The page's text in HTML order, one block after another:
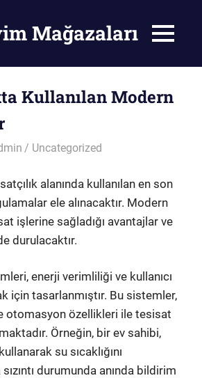
Mağazaları MENU
Kullanılan Modern
Uncategorized
alanında kullanılan en son
ele alınacaktır. Modern
işlerine sağladığı avantajlar ve
durulacaktır.
enerji verimliliği ve kullanıcı
için tasarlanmıştır. Bu sistemler,
otomasyon özellikleri ile tesisat
Örneğin, bir ev sahibi,
kullanarak su sıcaklığını
durumunda anında bildirim